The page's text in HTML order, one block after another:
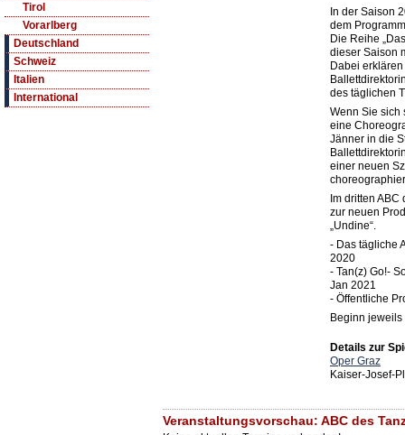
Tirol
Vorarlberg
Deutschland
Schweiz
Italien
International
In der Saison
dem
Die Reihe
dieser Saison
Dabei
des täglichen
Wenn Sie sich
eine
Jänner in die
einer neuen
Im dritten
zur neuen
„Undine“.
- Das tägliche
2020
- Tan(z) Go!-
Jan 2021
- Öffentliche
Beginn
Details zur
Oper Graz
Kaiser-Josef-
Veranstaltungsvorschau: ABC des